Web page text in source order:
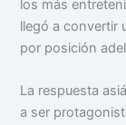
los más
llegó a convertir
por posición
La respuesta
a ser